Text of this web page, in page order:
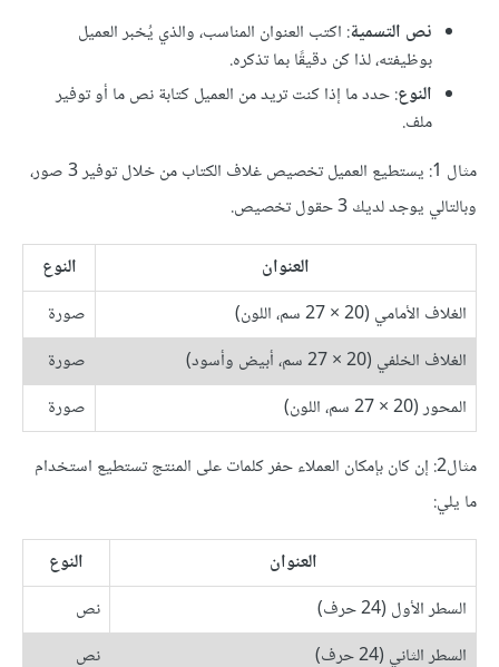
نص التسمية: اكتب العنوان المناسب، والذي يُخبر العميل
بوظيفته، لذا كن دقيقًا بما تذكره.
النوع: حدد ما إذا كنت تريد من العميل كتابة نص ما أو توفير
ملف.
مثال 1: يستطيع العميل تخصيص غلاف الكتاب من خلال توفير 3 صور،
وبالتالي يوجد لديك 3 حقول تخصيص.
العنوان
النوع
الغلاف الأمامي (20 × 27 سم، اللون)
صورة
الغلاف الخلفي (20 × 27 سم، أبيض وأسود)
صورة
المحور (20 × 27 سم، اللون)
صورة
مثال2: إن كان بإمكان العملاء حفر كلمات على المنتج تستطيع استخدام
ما يلي:
العنوان
النوع
السطر الأول (24 حرف)
نص
السطر الثاني (24 حرف)
نص